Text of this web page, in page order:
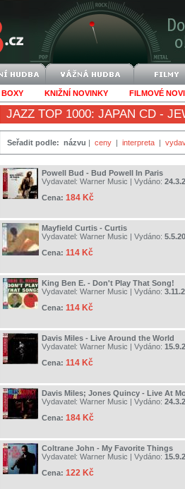
KNIŽNÍ NOVINKY FILMOVÉ
JAZZ TOP 1000: JAPAN CD -
Seřadit podle: názvu | ceny | interpreta |
Powell Bud - Bud Powell In Paris
Vydavatel: Warner Music | Vydáno:
Cena: 184 Kč
Mayfield Curtis - Curtis
Vydavatel: Warner Music | Vydáno:
Cena: 114 Kč
King Ben E. - Don't Play That Song!
Vydavatel: Warner Music | Vydáno:
Cena: 114 Kč
Davis Miles - Live Around the World
Vydavatel: Warner Music | Vydáno:
Cena: 114 Kč
Davis Miles; Jones Quincy - Live At
Vydavatel: Warner Music | Vydáno:
Cena: 184 Kč
Coltrane John - My Favorite Things
Vydavatel: Warner Music | Vydáno:
Cena: 122 Kč